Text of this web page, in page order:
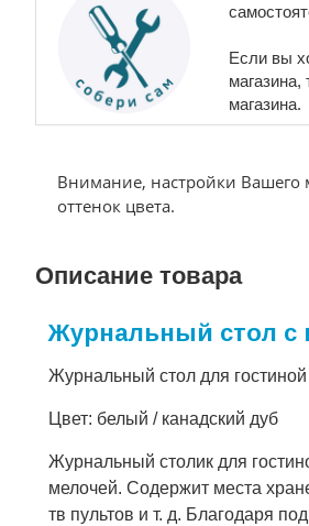
Если вы
магазина.
Внимание, настройки Вашего
оттенок цвета.
Описание товара
Журнальный стол с
Журнальный стол для
Цвет: белый / канадский дуб
Журнальный столик для
мелочей. Содержит места
тв пультов и т. д. Благодаря